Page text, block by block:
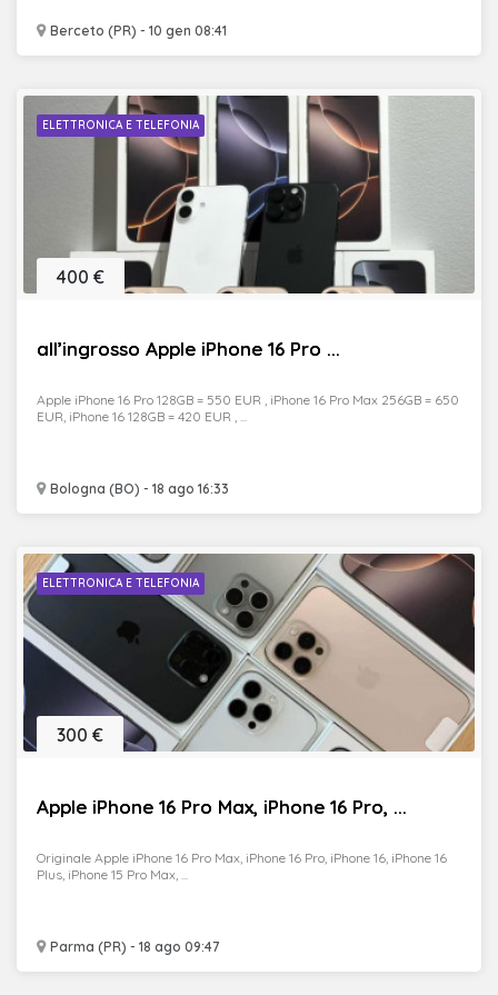
Berceto (PR) - 10 gen 08:41
ELETTRONICA E TELEFONIA
all’ingrosso Apple iPhone 16 Pro ...
Bologna (BO) - 18 ago 16:33
400 €
Apple iPhone 16 Pro 128GB = 550 EUR , iPhone 16 Pro Max 256GB = 650
EUR, iPhone 16 128GB = 420 EUR , ...
ELETTRONICA E TELEFONIA
Apple iPhone 16 Pro Max, iPhone 16 Pro, ...
Parma (PR) - 18 ago 09:47
300 €
Originale Apple iPhone 16 Pro Max, iPhone 16 Pro, iPhone 16, iPhone 16
Plus, iPhone 15 Pro Max, ...